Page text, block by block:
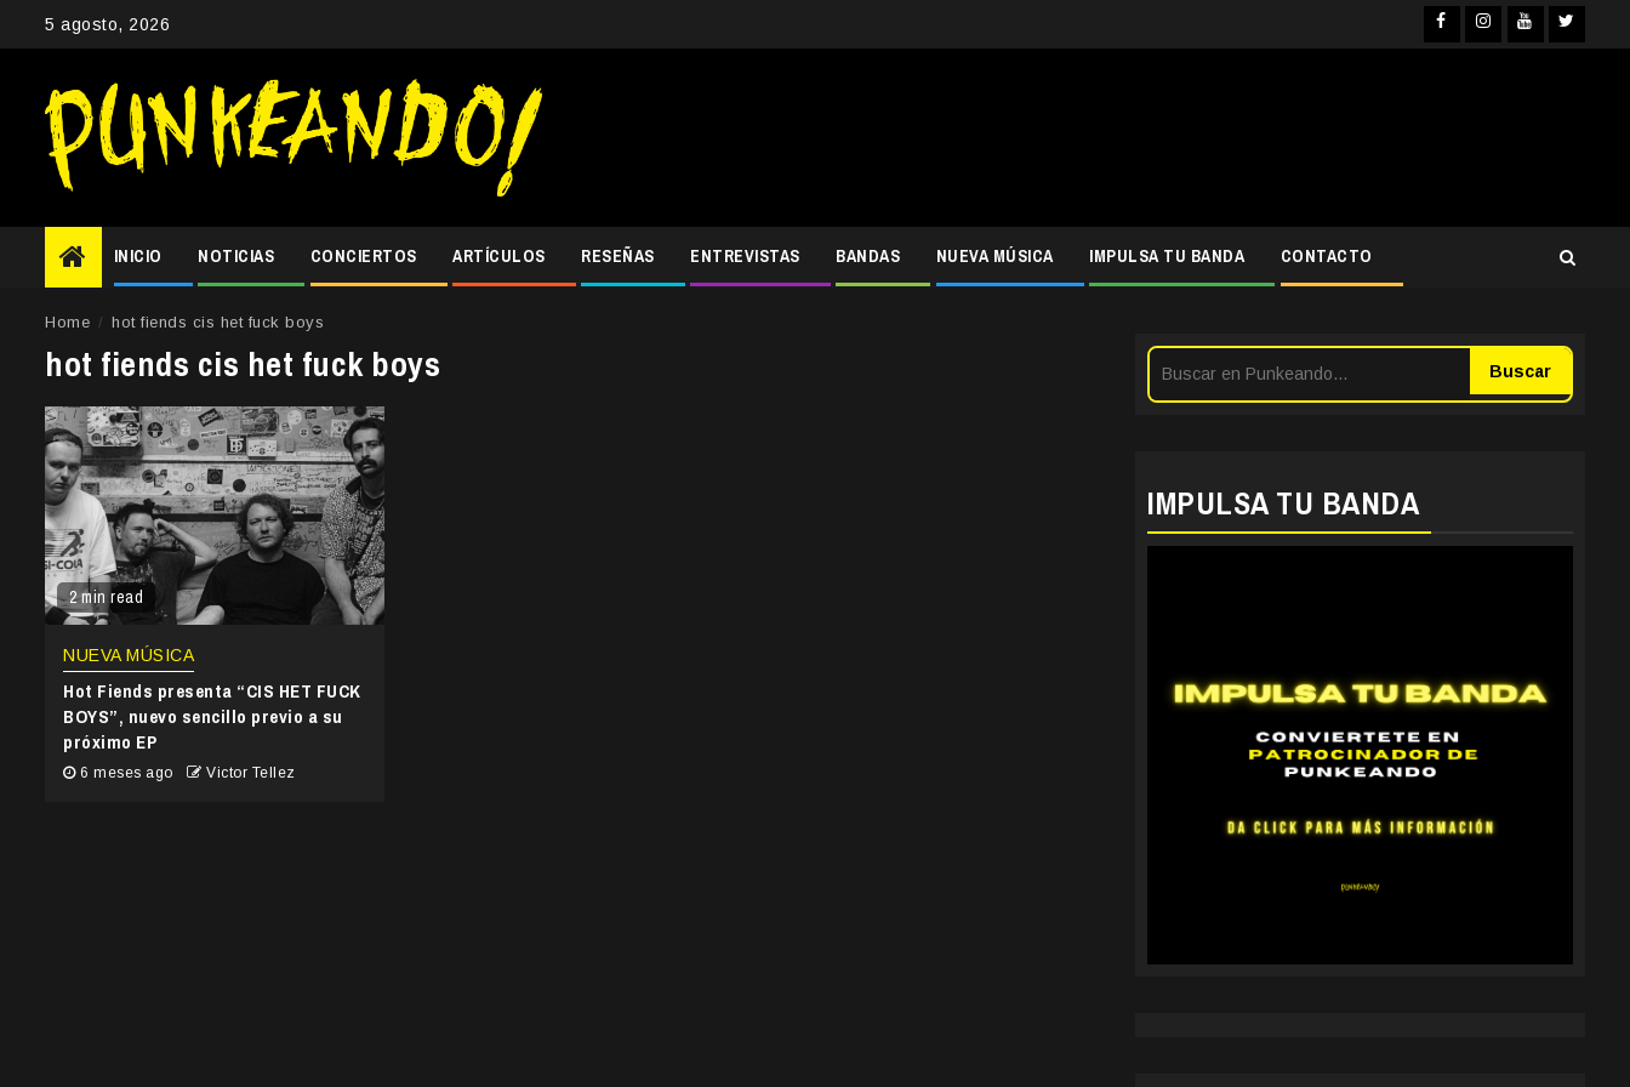
5 agosto, 2026 Facebook
Instagram
INICIO NOTICIAS CONCIERTOS ARTÍCULOS RESEÑAS ENTREVISTAS BANDAS NUEVA MÚSICA IMPULSA TU BANDA CONTACTO
Home hot fiends cis het fuck boys
hot fiends cis het fuck boys
2 min read
NUEVA MÚSICA
Hot Fiends presenta “CIS HET FUCK
BOYS”, nuevo sencillo previo a su
próximo EP
6 meses ago Victor Tellez
Buscar
IMPULSA TU BANDA